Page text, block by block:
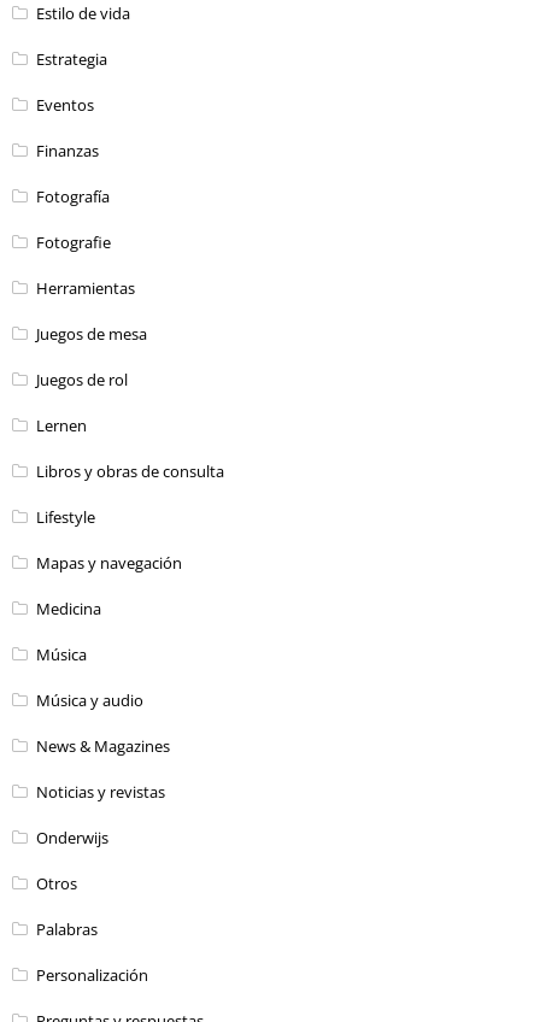
Estilo de vida
Estrategia
Eventos
Finanzas
Fotografía
Fotografie
Herramientas
Juegos de mesa
Juegos de rol
Lernen
Libros y obras de consulta
Lifestyle
Mapas y navegación
Medicina
Música
Música y audio
News & Magazines
Noticias y revistas
Onderwijs
Otros
Palabras
Personalización